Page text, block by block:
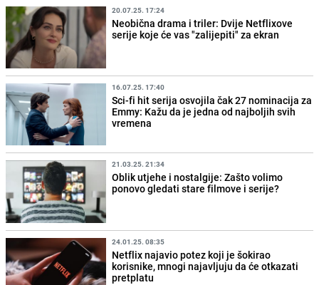
20.07.25. 17:24
Neobična drama i triler: Dvije Netflixove
serije koje će vas "zalijepiti" za ekran
16.07.25. 17:40
Sci-fi hit serija osvojila čak 27 nominacija za
Emmy: Kažu da je jedna od najboljih svih
vremena
21.03.25. 21:34
Oblik utjehe i nostalgije: Zašto volimo
ponovo gledati stare filmove i serije?
24.01.25. 08:35
Netflix najavio potez koji je šokirao
korisnike, mnogi najavljuju da će otkazati
pretplatu